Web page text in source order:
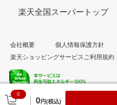
0
0円(税込)
楽天全国スーパートップ
会社概要
個人情報保護方針
楽天ショッピングサービスご利用規約
© Rakuten Group, Inc.